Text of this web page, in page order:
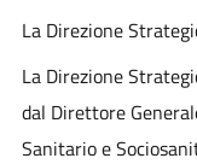
La Direzione
La Direzione
dal Direttore
Sanitario e